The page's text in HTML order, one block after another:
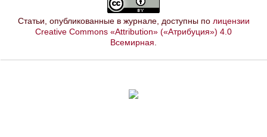
Статьи, опубликованные в журнале, доступны по лицензии
Creative Commons «Attribution» («Атрибуция») 4.0
Всемирная